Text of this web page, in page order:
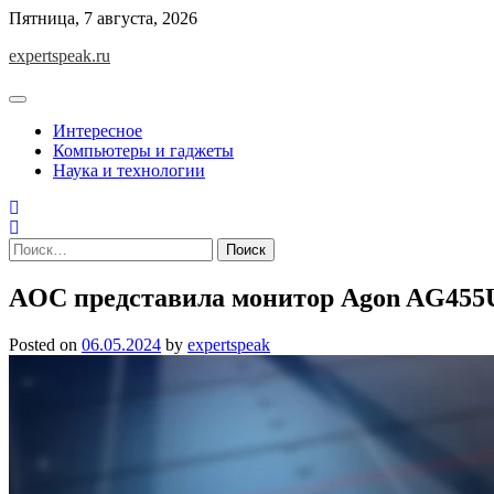
Skip
content
Пятница, 7 августа, 2026
expertspeak.ru
Интересное
Компьютеры и гаджеты
Наука и технологии
Найти:
AOC представила монитор Agon
Posted on 06.05.2024 by expertspeak